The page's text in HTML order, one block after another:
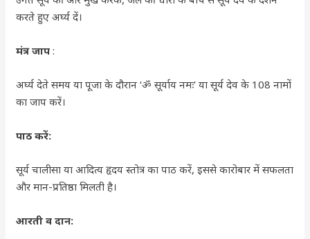
करते हुए अर्घ्य दें।
मंत्र जाप :
अर्घ्य देते समय या पूजा के दौरान ‘ॐ सूर्याय नमः’ या सूर्य देव के 108 नामों
का जाप करें।
पाठ करें:
सूर्य चालीसा या आदित्य हृदय स्तोत्र का पाठ करें, इससे कारोबार में सफलता
और मान-प्रतिष्ठा मिलती है।
आरती व दान: